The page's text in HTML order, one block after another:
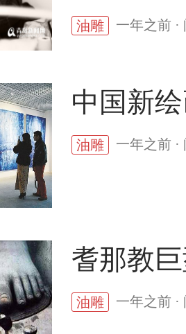
油雕 一年之前 ·
中国新
油雕 一年之前 ·
耆那教
油雕 一年之前 ·